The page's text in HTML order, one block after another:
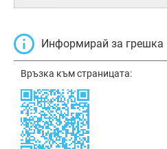
Информирай за грешка
Връзка към страницата: